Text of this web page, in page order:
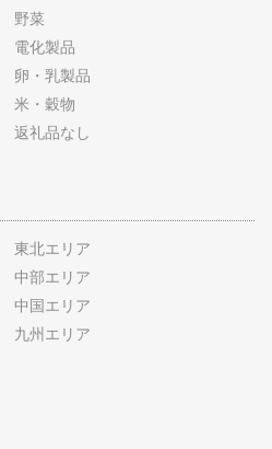
野菜
電化製品
卵・乳製品
米・穀物
返礼品なし
東北エリア
中部エリア
中国エリア
九州エリア